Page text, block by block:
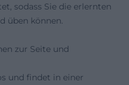
sodass Sie die erlernten
üben können.
zur Seite und
und findet in einer